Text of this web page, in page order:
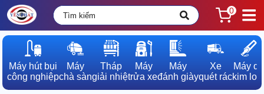
0
Máy hút bụi
công nghiệp
Máy
chà sàn
Tháp
giải nhiệt
Máy
rửa xe
Máy
đánh giày
Xe
quét rác
Máy dò
kim loại